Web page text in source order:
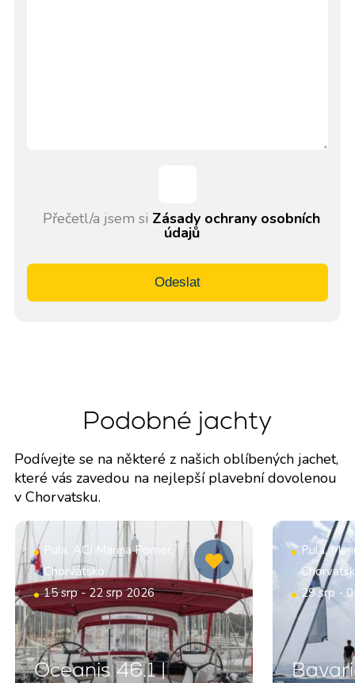
Přečetl/a jsem si Zásady ochrany osobních
údajů
Odeslat
Podobné jachty
Podívejte se na některé z našich oblíbených jachet,
které vás zavedou na nejlepší plavební dovolenou
v Chorvatsku.
Pula, ACI Marina Pomer,
Chorvatsko
15 srp - 22 srp 2026
Oceanis 46.1 |
Pula,
29 srp -